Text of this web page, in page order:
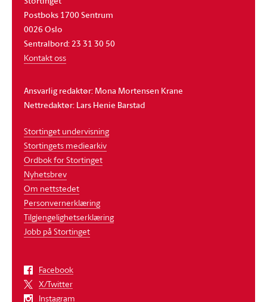
Postboks 1700 Sentrum
0026 Oslo
Sentralbord: 23 31 30 50
Kontakt oss
Ansvarlig redaktør: Mona Mortensen Krane
Nettredaktør: Lars Henie Barstad
Stortinget undervisning
Stortingets mediearkiv
Ordbok for Stortinget
Nyhetsbrev
Om nettstedet
Personvernerklæring
Tilgjengelighetserklæring
Jobb på Stortinget
Facebook
X/Twitter
Instagram